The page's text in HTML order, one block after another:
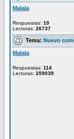
Malala
Respuestas: 10
Lecturas: 26737
Tema: Nuevo
Malala
Respuestas: 114
Lecturas: 259039